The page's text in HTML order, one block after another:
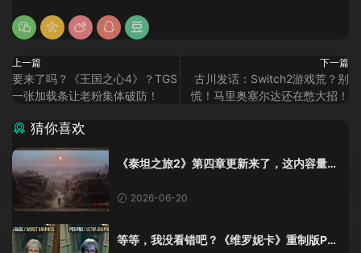
上一篇
要来了吗？《王国之心4》？TGS
一张加载条让老粉集体破防！
下一篇
古川发话：Switch2游戏荒？别
慌！马里奥塞尔达还在憋大招！
猜你喜欢
《泰坦之旅2》第四章更新来了，这内容量感
2026-06-20
等等，我没看错吧？《维罗妮卡》重制版PS